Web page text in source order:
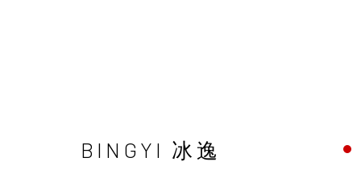
台北｜全球水墨·当代意境
BINGYI 冰逸